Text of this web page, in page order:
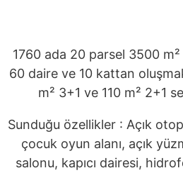
1760 ada 20 parsel 3500
60 daire ve 10 kattan
m² 3+1 ve 110 m² 2+1
Sunduğu özellikler : Açık
çocuk oyun alanı, açık
salonu, kapıcı dairesi,